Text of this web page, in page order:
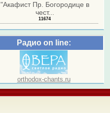
"Акафист Пр. Богородице в
чест...
11674
Радио on line:
orthodox-chants.ru